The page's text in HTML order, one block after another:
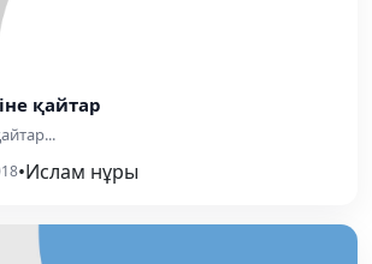
қайтар
•Ислам нұры